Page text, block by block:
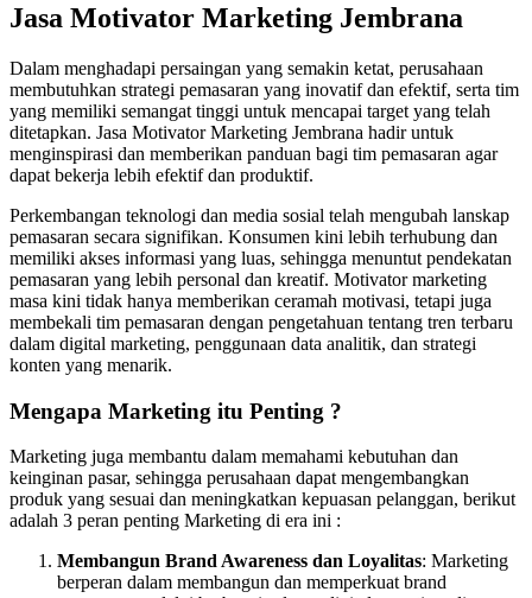
Jasa Motivator Marketing Jembrana
Dalam menghadapi persaingan yang semakin ketat, perusahaan
membutuhkan strategi pemasaran yang inovatif dan efektif, serta tim
yang memiliki semangat tinggi untuk mencapai target yang telah
ditetapkan. Jasa Motivator Marketing Jembrana hadir untuk
menginspirasi dan memberikan panduan bagi tim pemasaran agar
dapat bekerja lebih efektif dan produktif.
Perkembangan teknologi dan media sosial telah mengubah lanskap
pemasaran secara signifikan. Konsumen kini lebih terhubung dan
memiliki akses informasi yang luas, sehingga menuntut pendekatan
pemasaran yang lebih personal dan kreatif. Motivator marketing
masa kini tidak hanya memberikan ceramah motivasi, tetapi juga
membekali tim pemasaran dengan pengetahuan tentang tren terbaru
dalam digital marketing, penggunaan data analitik, dan strategi
konten yang menarik.
Mengapa Marketing itu Penting ?
Marketing juga membantu dalam memahami kebutuhan dan
keinginan pasar, sehingga perusahaan dapat mengembangkan
produk yang sesuai dan meningkatkan kepuasan pelanggan, berikut
adalah 3 peran penting Marketing di era ini :
Membangun Brand Awareness dan Loyalitas: Marketing
berperan dalam membangun dan memperkuat brand